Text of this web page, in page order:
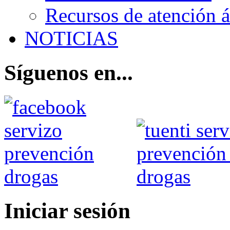
Recursos de atención
NOTICIAS
Síguenos en...
Iniciar sesión